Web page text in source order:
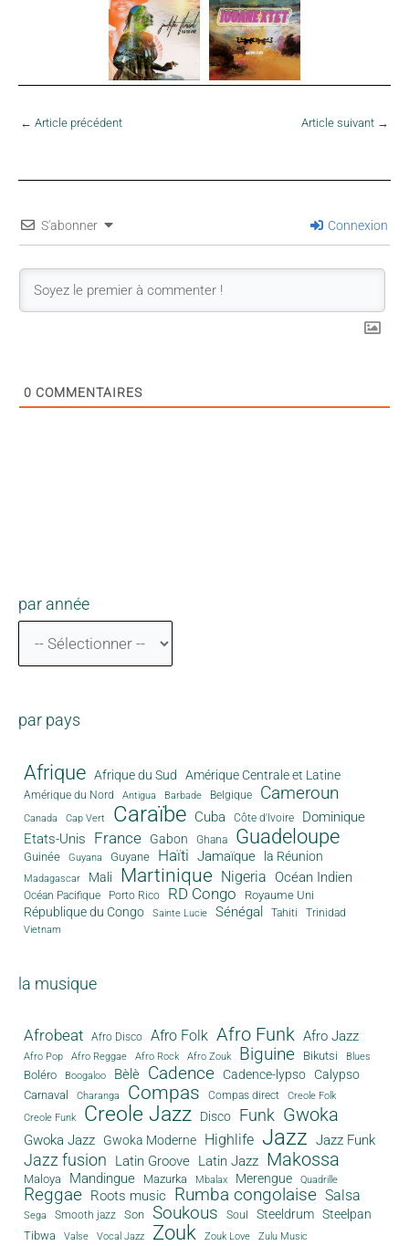
← Article précédent Article suivant →
S'abonner Connexion
0 COMMENTAIRES
par année
par pays
Afrique Afrique du Sud Amérique Centrale et Latine
Amérique du Nord Antigua Barbade Belgique Cameroun
Canada Cap Vert Caraïbe Cuba Côte d'Ivoire
Dominique
Etats-Unis
France Gabon Ghana Guadeloupe
Guinée Guyana Guyane Haïti Jamaïque la Réunion
Madagascar Mali Martinique Nigeria Océan Indien
Océan Pacifique Porto Rico RD Congo Royaume Uni
République du Congo Sainte Lucie Sénégal Tahiti Trinidad
Vietnam
la musique
Afrobeat Afro Disco Afro Folk Afro Funk Afro Jazz
Afro Pop Afro Reggae Afro Rock Afro Zouk Biguine Bikutsi Blues
Boléro Boogaloo Bèlè Cadence Cadence-lypso Calypso
Carnaval Charanga Compas Compas direct
Creole Folk
Creole Funk
Creole Jazz Disco Funk Gwoka
Gwoka Jazz Gwoka Moderne Highlife Jazz Jazz Funk
Jazz fusion Latin Groove Latin Jazz Makossa
Maloya Mandingue Mazurka Mbalax Merengue Quadrille
Reggae Roots music Rumba congolaise Salsa
Sega Smooth jazz Son Soukous Soul Steeldrum Steelpan
Tibwa Valse Vocal Jazz Zouk Zouk Love Zulu Music